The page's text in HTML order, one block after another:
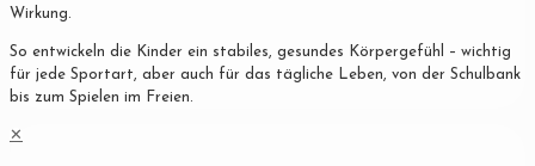
Wirkung.
So entwickeln die Kinder ein stabiles, gesundes Körpergefühl – wichtig
für jede Sportart, aber auch für das tägliche Leben, von der Schulbank
bis zum Spielen im Freien.
✕